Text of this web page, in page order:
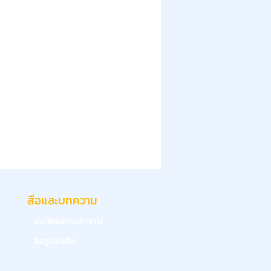
สื่อและบทความ